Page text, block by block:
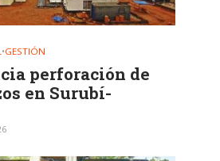
•GESTIÓN
perforación de
en Surubí-